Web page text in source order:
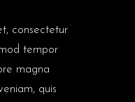
consectetur
tempor
magna
quis